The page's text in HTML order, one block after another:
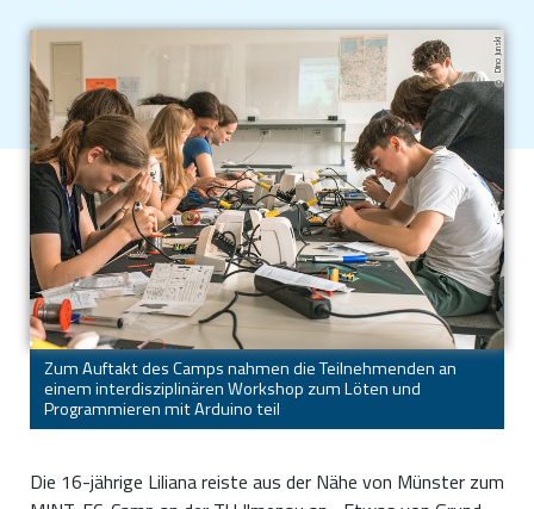
Dino Junski
Zum Auftakt des Camps nahmen die Teilnehmenden an
einem interdisziplinären Workshop zum Löten und
Programmieren mit Arduino teil
Die 16-jährige Liliana reiste aus der Nähe von Münster zum